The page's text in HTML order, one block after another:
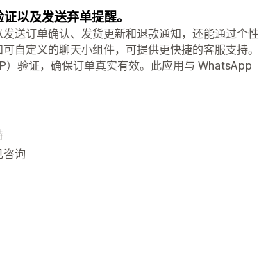
以及发送弃单提醒。
送订单确认、发货更新和退款通知，还能通过个性
自定义的聊天小组件，可提供更快捷的客服支持。
验证，确保订单真实有效。此应用与 WhatsApp
咨询